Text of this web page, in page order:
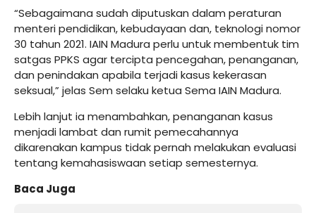
“Sebagaimana sudah diputuskan dalam peraturan
menteri pendidikan, kebudayaan dan, teknologi nomor
30 tahun 2021. IAIN Madura perlu untuk membentuk tim
satgas PPKS agar tercipta pencegahan, penanganan,
dan penindakan apabila terjadi kasus kekerasan
seksual,” jelas Sem selaku ketua Sema IAIN Madura.
Lebih lanjut ia menambahkan, penanganan kasus
menjadi lambat dan rumit pemecahannya
dikarenakan kampus tidak pernah melakukan evaluasi
tentang kemahasiswaan setiap semesternya.
Baca Juga